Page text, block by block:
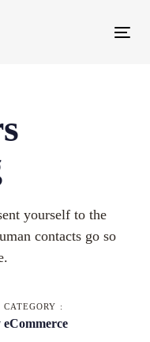
yourself to the
contacts go so
CATEGORY :
eCommerce